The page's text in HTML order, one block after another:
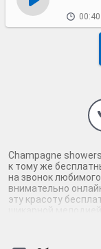
00:40
Champagne
к тому же
на звонок
внимательно
эту красоту
шикарной
первым, кто